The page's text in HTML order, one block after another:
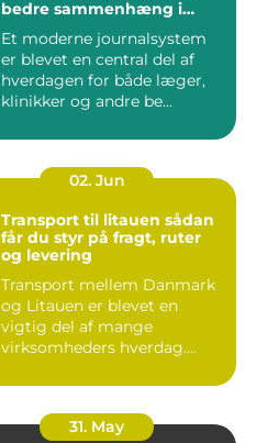
bedre sammenhæng i
Et moderne journalsystem
er blevet en central del af
hverdagen for både læger,
klinikker og andre be...
02. Jun
Transport til litauen sådan
får du styr på fragt, ruter
og levering
Transport mellem Danmark
og Litauen er blevet en
vigtig del af mange
virksomheders hverdag.
31. May